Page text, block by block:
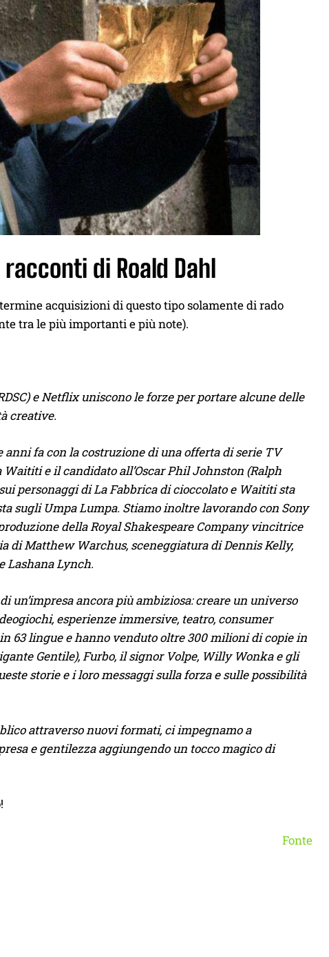
di Roald Dahl
acquisizioni di questo tipo solamente di rado
tra le più importanti e più note).
e Netflix uniscono le forze per portare alcune delle
creative.
fa con la costruzione di una offerta di serie TV
e il candidato all’Oscar Phil Johnston (Ralph
personaggi di La Fabbrica di cioccolato e Waititi sta
sugli Umpa Lumpa. Stiamo inoltre lavorando con Sony
della Royal Shakespeare Company vincitrice
di Matthew Warchus, sceneggiatura di Dennis Kelly,
Lashana Lynch.
un’impresa ancora più ambiziosa: creare un universo
esperienze immersive, teatro, consumer
63 lingue e hanno venduto oltre 300 milioni di copie in
Gentile), Furbo, il signor Volpe, Willy Wonka e gli
storie e i loro messaggi sulla forza e sulle possibilità
attraverso nuovi formati, ci impegnamo a
e gentilezza aggiungendo un tocco magico di
Fonte